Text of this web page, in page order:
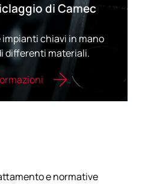
di Camec
​chiavi​ ​in​ ​mano​
​differenti​ ​materiali.
e normative